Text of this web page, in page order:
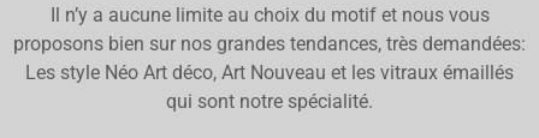
Il n’y a aucune limite au choix du motif et nous vous
proposons bien sur nos grandes tendances, très demandées:
Les style Néo Art déco, Art Nouveau et les vitraux émaillés
qui sont notre spécialité.